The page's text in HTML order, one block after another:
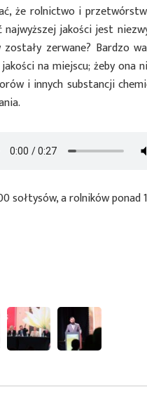
że rolnictwo i
jakości jest
zostały zerwane? Bardzo
na miejscu; żeby ona
i innych substancji
sołtysów, a rolników ponad